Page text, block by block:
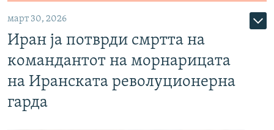
март 30, 2026
Иран ја потврди смртта на
командантот на морнарицата
на Иранската револуционерна
гарда